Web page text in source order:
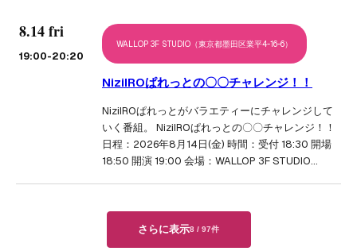
8.14 fri
19:00-20:20
WALLOP 3F STUDIO（東京都墨田区業平4-16-6）
NiziIROぱれっとの〇〇チャレンジ！！
NiziIROぱれっとがバラエティーにチャレンジして
いく番組。 NiziIROぱれっとの〇〇チャレンジ！！
日程：2026年8月14日(金) 時間：受付 18:30 開場
18:50 開演 19:00 会場：WALLOP 3F STUDIO…
さらに表示8 / 97件